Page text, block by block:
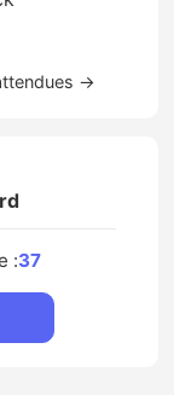
→
:37